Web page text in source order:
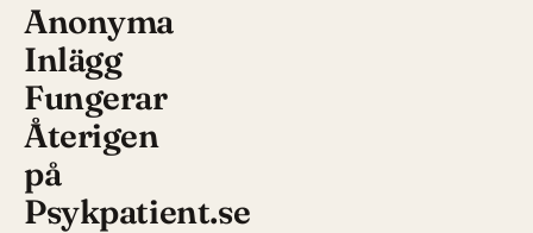
Anonyma
Inlägg
Fungerar
Återigen
på
Psykpatient.se